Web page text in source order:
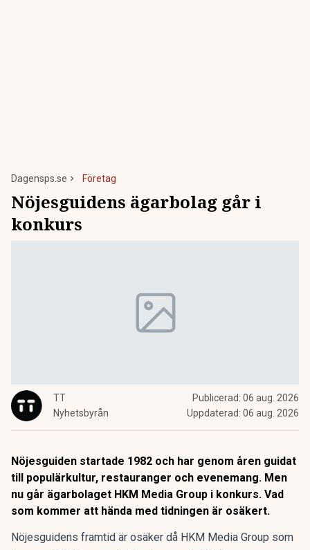
Dagensps.se Företag
Nöjesguidens ägarbolag går i
konkurs
TT
Nyhetsbyrån
Publicerad: 06 aug. 2026
Uppdaterad: 06 aug. 2026
Nöjesguiden startade 1982 och har genom åren guidat
till populärkultur, restauranger och evenemang. Men
nu går ägarbolaget HKM Media Group i konkurs. Vad
som kommer att hända med tidningen är osäkert.
Nöjesguidens framtid är osäker då HKM Media Group som